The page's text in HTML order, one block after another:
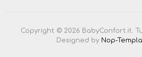
Copyright © 2026 BabyConfort.it.
Designed by Nop-